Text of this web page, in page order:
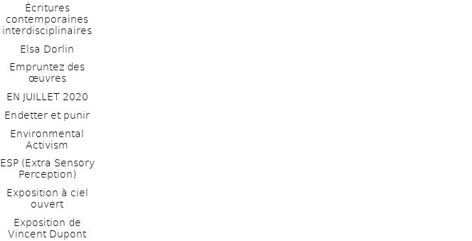
Écritures
contemporaines
interdisciplinaires
Elsa Dorlin
Empruntez des
œuvres
EN JUILLET 2020
Endetter et punir
Environmental
Activism
ESP (Extra Sensory
Perception)
Exposition à ciel
ouvert
Exposition de
Vincent Dupont